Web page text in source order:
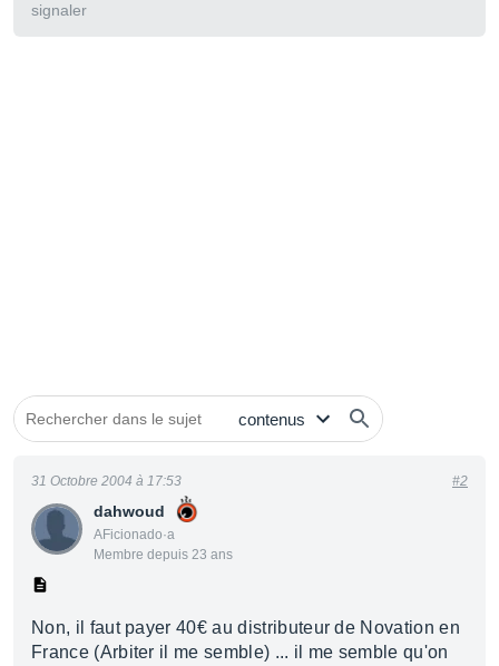
signaler
dahwoud
AFicionado·a
Membre depuis 23 ans
31 Octobre 2004 à 17:53 #2
Non, il faut payer 40€ au distributeur de Novation en
France (Arbiter il me semble) ... il me semble qu'on